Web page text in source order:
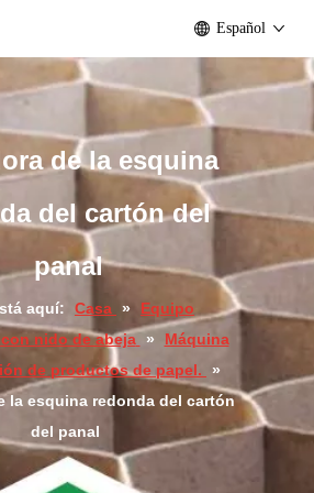
Español
de la esquina
del cartón del
panal
aquí: Casa »
Equipo
nido de abeja
»
Máquina
de productos de papel.
»
la esquina redonda del cartón
del panal